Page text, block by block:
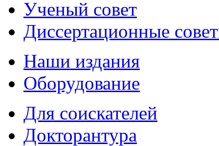
Ученый совет
Диссертационные
Наши издания
Оборудование
Для соискателей
Докторантура